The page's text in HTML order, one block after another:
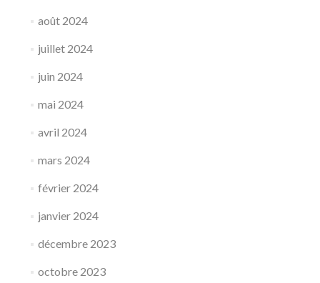
août 2024
juillet 2024
juin 2024
mai 2024
avril 2024
mars 2024
février 2024
janvier 2024
décembre 2023
octobre 2023